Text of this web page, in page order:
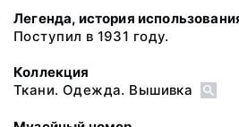
Легенда, история
Поступил в 1931 году.
Коллекция
Ткани. Одежда. Вышивка